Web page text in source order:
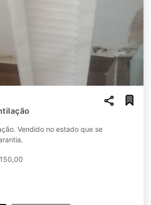
Vendido no estado que se